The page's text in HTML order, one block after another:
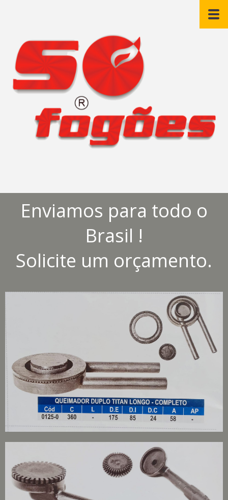
Enviamos para todo o
Brasil !
Solicite um orçamento.